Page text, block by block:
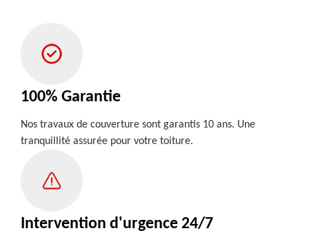
100% Garantie
Nos travaux de couverture sont garantis 10 ans. Une
tranquillité assurée pour votre toiture.
Intervention d'urgence 24/7